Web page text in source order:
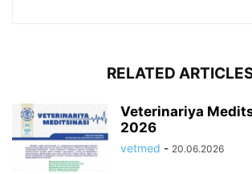
RELATED
Veterinariya
2026
vetmed - 20.06.2026